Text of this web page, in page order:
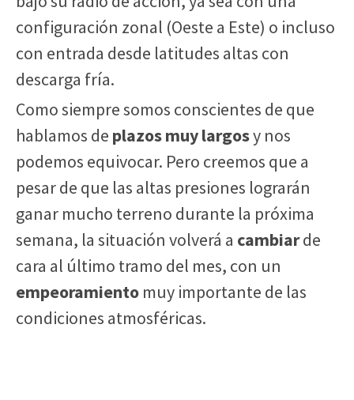
configuración zonal (Oeste a Este) o incluso
con entrada desde latitudes altas con
descarga fría.
Como siempre somos conscientes de que
hablamos de plazos muy largosy nos
podemos equivocar. Pero creemos que a
pesar de que las altas presiones lograrán
ganar mucho terreno durante la próxima
semana, la situación volverá a cambiarde
cara al último tramo del mes, con un
empeoramiento muy importante de las
condiciones atmosféricas.